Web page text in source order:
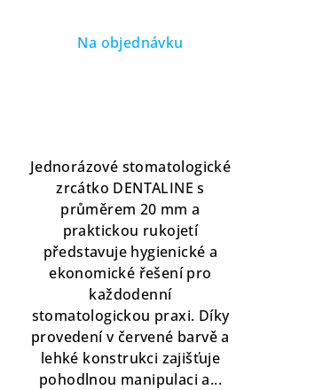
a ekonomické řešení
Na objednávku
Jednorázové stomatologické
zrcátko DENTALINE s
průměrem 20 mm a
praktickou rukojetí
představuje hygienické a
ekonomické řešení pro
každodenní
stomatologickou praxi. Díky
provedení v červené barvě a
lehké konstrukci zajišťuje
pohodlnou manipulaci a...